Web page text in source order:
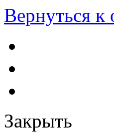
Вернуться
Закрыть